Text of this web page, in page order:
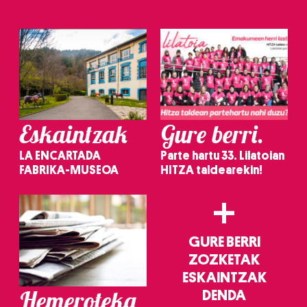
Eskaintzak
LA ENCARTADA
FABRIKA-MUSEOA
Gure berri.
Parte hartu 33. Lilatoian
HITZA taldearekin!
Hemeroteka
+
GURE BERRI
ZOZKETAK
ESKAINTZAK
DENDA